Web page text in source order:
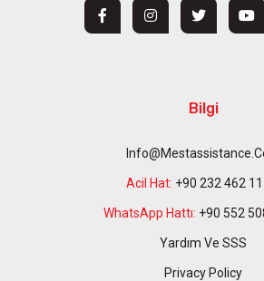
Bilgi
Acil Hat: +90 232 462 11
WhatsApp Hattı: +90 552
Yardım Ve SSS
Privacy Policy